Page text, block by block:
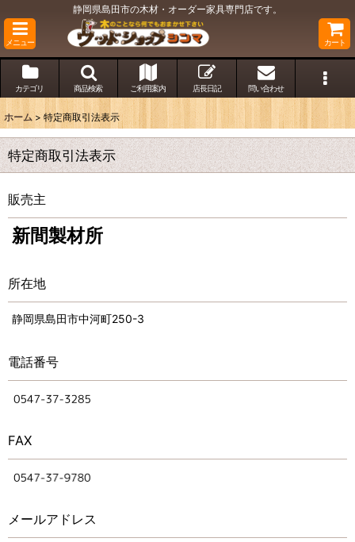
静岡県島田市の木材・オーダー家具専門店です。
メニュー カート
カテゴリ 商品検索 ご利用案内 店長日記 問い合わせ
ホーム > 特定商取引法表示
特定商取引法表示
販売主
新間製材所
所在地
静岡県島田市中河町250-3
電話番号
FAX
メールアドレス